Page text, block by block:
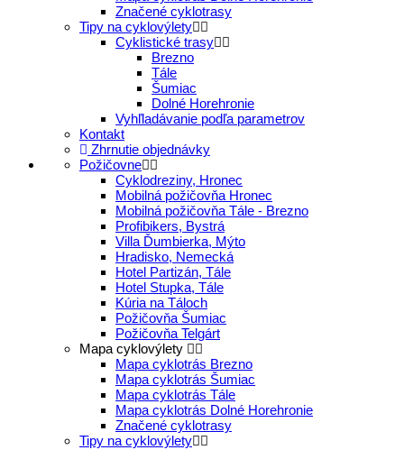
Značené cyklotrasy
Tipy na cyklovýlety
Cyklistické trasy
Brezno
Tále
Šumiac
Dolné Horehronie
Vyhľladávanie podľa parametrov
Kontakt
Zhrnutie objednávky
Požičovne
Cyklodreziny, Hronec
Mobilná požičovňa Hronec
Mobilná požičovňa Tále - Brezno
Profibikers, Bystrá
Villa Ďumbierka, Mýto
Hradisko, Nemecká
Hotel Partizán, Tále
Hotel Stupka, Tále
Kúria na Táloch
Požičovňa Šumiac
Požičovňa Telgárt
Mapa cyklovýlety
Mapa cyklotrás Brezno
Mapa cyklotrás Šumiac
Mapa cyklotrás Tále
Mapa cyklotrás Dolné Horehronie
Značené cyklotrasy
Tipy na cyklovýlety